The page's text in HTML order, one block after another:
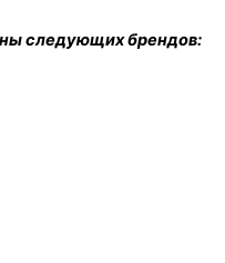
следующих брендов: